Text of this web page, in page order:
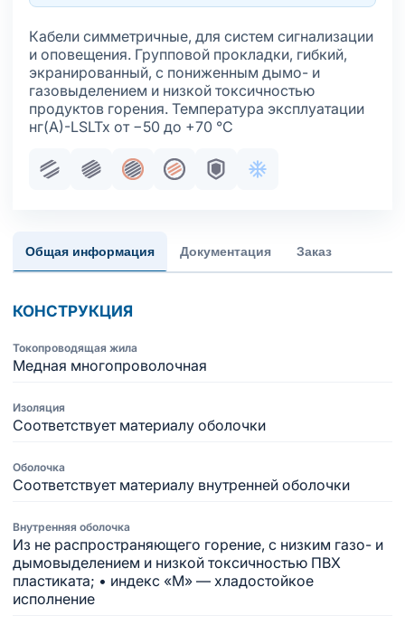
Кабели симметричные, для систем сигнализации
и оповещения. Групповой прокладки, гибкий,
экранированный, с пониженным дымо- и
газовыделением и низкой токсичностью
продуктов горения. Температура эксплуатации
нг(А)-LSLTx от −50 до +70 °С
Парная скрутка
Пучковая скрутка
Общий экран
Жила медная
БроняХладостойкое
Общая информация Документация Заказ
КОНСТРУКЦИЯ
Токопроводящая жила
Медная многопроволочная
Изоляция
Соответствует материалу оболочки
Оболочка
Соответствует материалу внутренней оболочки
Внутренняя оболочка
Из не распространяющего горение, с низким газо- и
дымовыделением и низкой токсичностью ПВХ
пластиката; • индекс «М» — хладостойкое
исполнение